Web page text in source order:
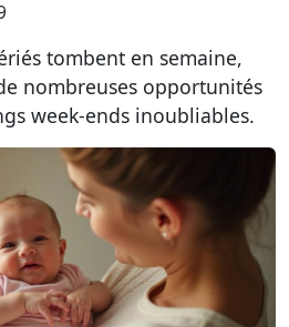
tombent en semaine,
nombreuses opportunités
week-ends inoubliables.